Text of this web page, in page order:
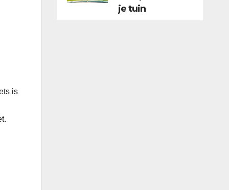
is
je tuin